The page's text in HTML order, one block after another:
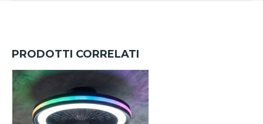
PRODOTTI CORRELATI